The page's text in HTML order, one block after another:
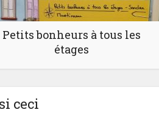
Petits bonheurs à tous les
étages
ceci